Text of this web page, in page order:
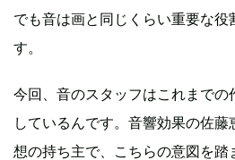
でも音は画と同じくらい重要な役
す。
今回、音のスタッフはこれまでの
しているんです。音響効果の佐
想の持ち主で、こちらの意図を踏